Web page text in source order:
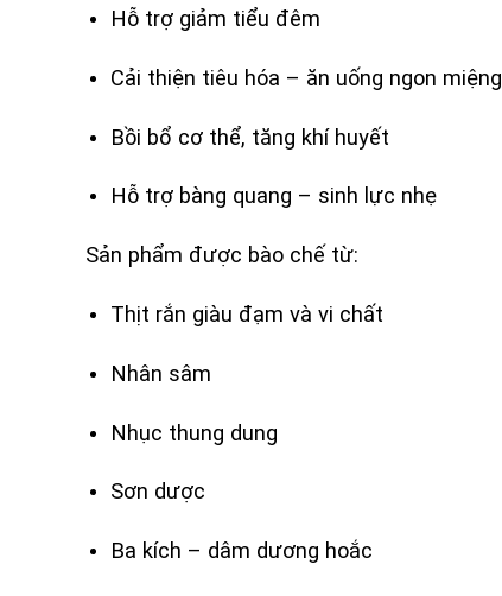
Hỗ trợ giảm tiểu đêm
Cải thiện tiêu hóa – ăn uống ngon miệng
Bồi bổ cơ thể, tăng khí huyết
Hỗ trợ bàng quang – sinh lực nhẹ
Sản phẩm được bào chế từ:
Thịt rắn giàu đạm và vi chất
Nhân sâm
Nhục thung dung
Sơn dược
Ba kích – dâm dương hoắc